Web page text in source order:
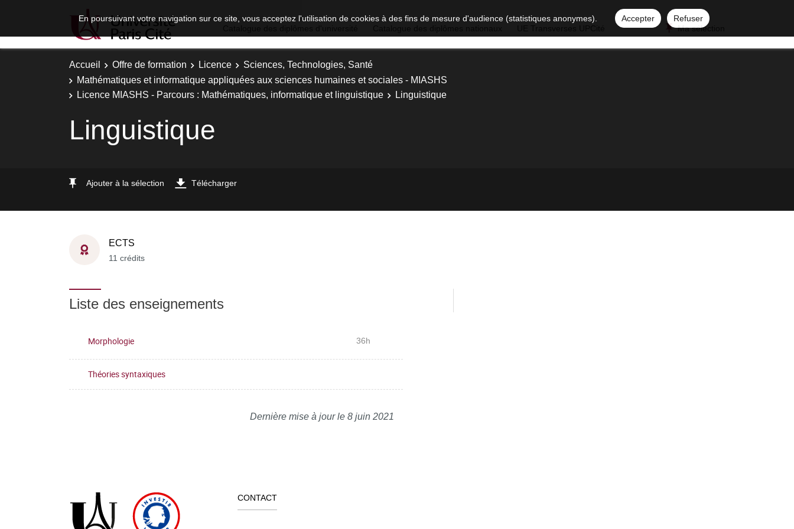
En poursuivant votre navigation sur ce site, vous acceptez l'utilisation de cookies à des fins de mesure d'audience (statistiques anonymes). Accepter
Refuser
Ma sélection
Accueil Offre de formation Licence
Sciences, Technologies, Santé
Mathématiques et informatique appliquées aux sciences humaines et sociales - MIASHS
Licence MIASHS - Parcours : Mathématiques, informatique et linguistique
Linguistique
Linguistique
Ajouter à la sélection Télécharger
ECTS
11 crédits
Liste des enseignements
Morphologie 36h
Théories syntaxiques
Dernière mise à jour le 8 juin 2021
CONTACT